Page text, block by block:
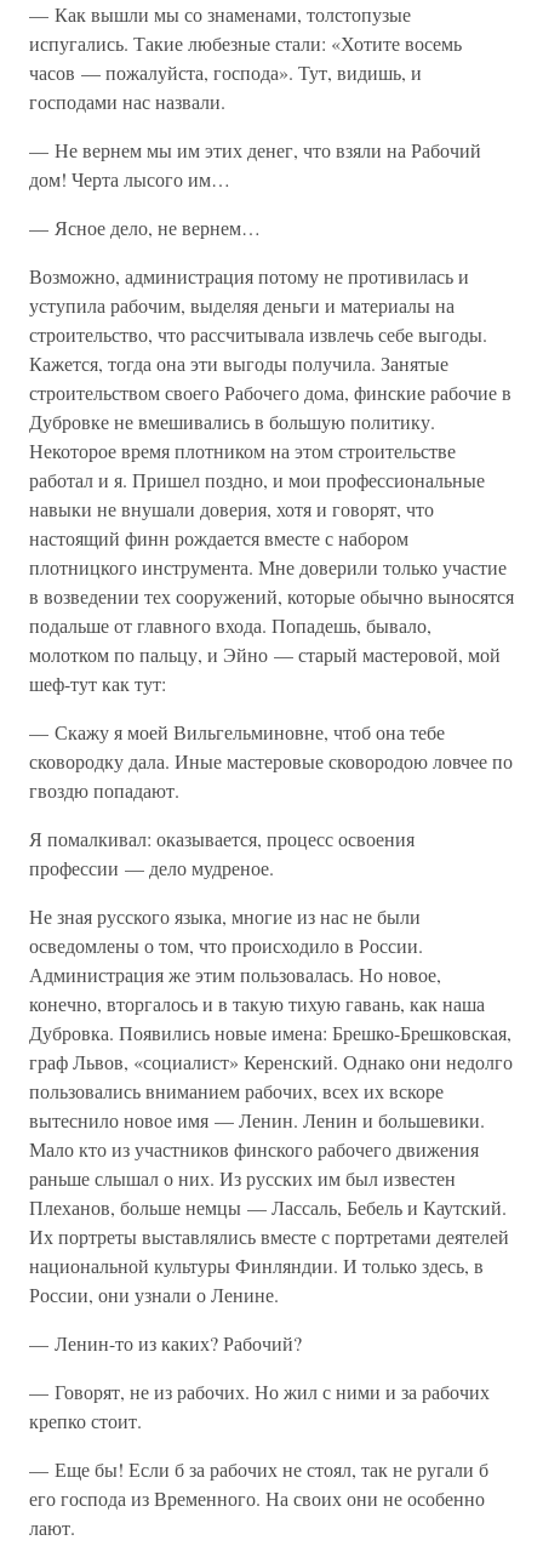
— Как вышли мы со знаменами, толстопузые
испугались. Такие любезные стали: «Хотите восемь
часов — пожалуйста, господа». Тут, видишь, и
господами нас назвали.
— Не вернем мы им этих денег, что взяли на Рабочий
дом! Черта лысого им…
— Ясное дело, не вернем…
Возможно, администрация потому не противилась и
уступила рабочим, выделяя деньги и материалы на
строительство, что рассчитывала извлечь себе выгоды.
Кажется, тогда она эти выгоды получила. Занятые
строительством своего Рабочего дома, финские рабочие в
Дубровке не вмешивались в большую политику.
Некоторое время плотником на этом строительстве
работал и я. Пришел поздно, и мои профессиональные
навыки не внушали доверия, хотя и говорят, что
настоящий финн рождается вместе с набором
плотницкого инструмента. Мне доверили только участие
в возведении тех сооружений, которые обычно выносятся
подальше от главного входа. Попадешь, бывало,
молотком по пальцу, и Эйно — старый мастеровой, мой
шеф-тут как тут:
— Скажу я моей Вильгельминовне, чтоб она тебе
сковородку дала. Иные мастеровые сковородою ловчее по
гвоздю попадают.
Я помалкивал: оказывается, процесс освоения
профессии — дело мудреное.
Не зная русского языка, многие из нас не были
осведомлены о том, что происходило в России.
Администрация же этим пользовалась. Но новое,
конечно, вторгалось и в такую тихую гавань, как наша
Дубровка. Появились новые имена: Брешко-Брешковская,
граф Львов, «социалист» Керенский. Однако они недолго
пользовались вниманием рабочих, всех их вскоре
вытеснило новое имя — Ленин. Ленин и большевики.
Мало кто из участников финского рабочего движения
раньше слышал о них. Из русских им был известен
Плеханов, больше немцы — Лассаль, Бебель и Каутский.
Их портреты выставлялись вместе с портретами деятелей
национальной культуры Финляндии. И только здесь, в
России, они узнали о Ленине.
— Ленин-то из каких? Рабочий?
— Говорят, не из рабочих. Но жил с ними и за рабочих
крепко стоит.
— Еще бы! Если б за рабочих не стоял, так не ругали б
его господа из Временного. На своих они не особенно
лают.